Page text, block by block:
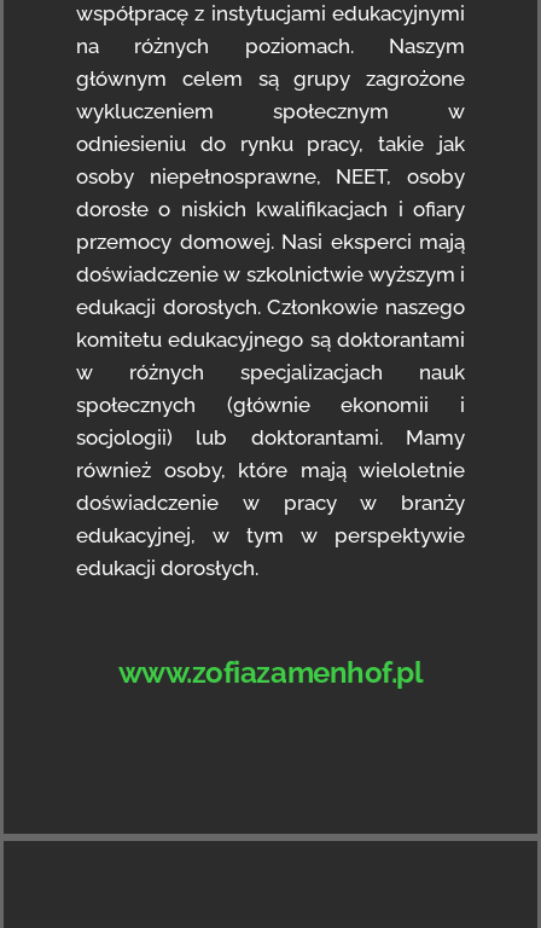
współpracę z instytucjami edukacyjnymi
na różnych poziomach. Naszym
głównym celem są grupy zagrożone
wykluczeniem społecznym w
odniesieniu do rynku pracy, takie jak
osoby niepełnosprawne, NEET, osoby
dorosłe o niskich kwalifikacjach i ofiary
przemocy domowej. Nasi eksperci mają
doświadczenie w szkolnictwie wyższym i
edukacji dorosłych. Członkowie naszego
komitetu edukacyjnego są doktorantami
w różnych specjalizacjach nauk
społecznych (głównie ekonomii i
socjologii) lub doktorantami. Mamy
również osoby, które mają wieloletnie
doświadczenie w pracy w branży
edukacyjnej, w tym w perspektywie
edukacji dorosłych.
www.zofiazamenhof.pl